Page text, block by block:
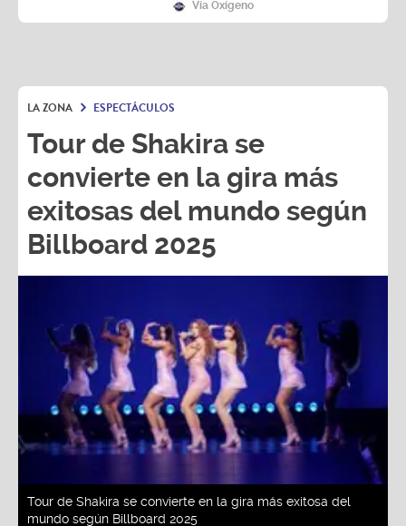
Tour de Shakira se
convierte en la gira más
exitosas del mundo según
Billboard 2025
mundo según Billboard 2025